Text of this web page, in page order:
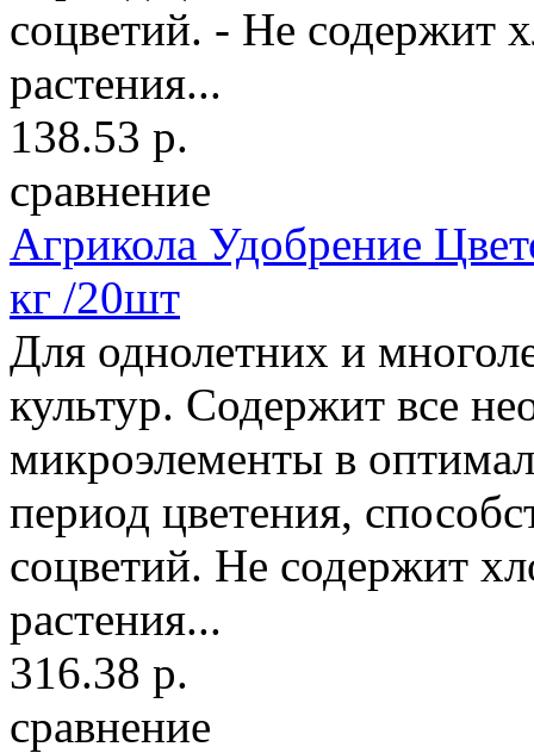
соцветий. - Не содержит
растения...
138.53 р.
сравнение
Агрикола Удобрение
кг /20шт
Для однолетних и
культур. Содержит все
микроэлементы в
период цветения,
соцветий. Не содержит
растения...
316.38 р.
сравнение